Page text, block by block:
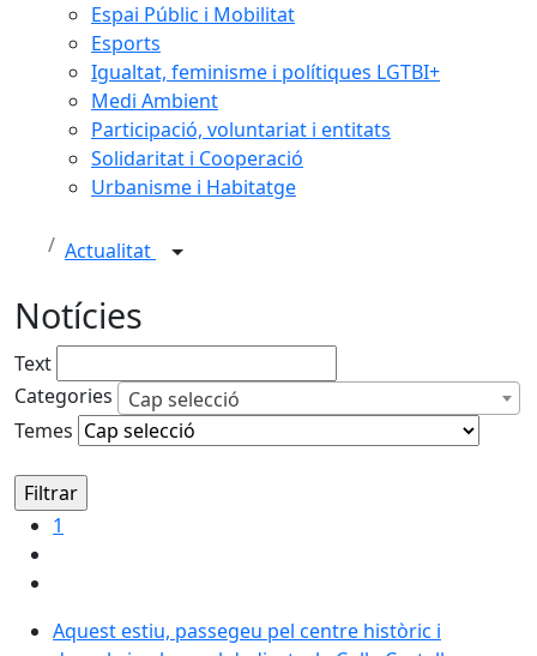
Espai Públic i Mobilitat
Esports
Igualtat, feminisme i polítiques LGTBI+
Medi Ambient
Participació, voluntariat i entitats
Solidaritat i Cooperació
Urbanisme i Habitatge
Actualitat
Notícies
Text
Categories
Cap selecció
Temes
1
Aquest estiu, passegeu pel centre històric i
Aquest estiu, passegeu pel centre històric i